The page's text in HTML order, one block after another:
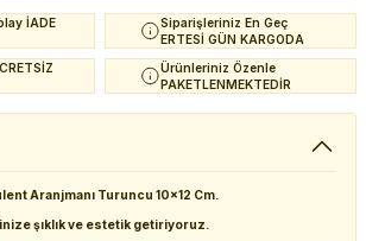
İADE
Siparişleriniz En Geç
ERTESİ GÜN KARGODA
Ürünleriniz Özenle
PAKETLENMEKTEDİR
Aranjmanı Turuncu 10x12 Cm.
şıklık ve estetik getiriyoruz.